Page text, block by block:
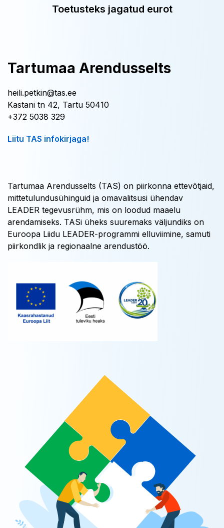
Toetusteks jagatud eurot
Tartumaa Arendusselts
heili.petkin@tas.ee
Kastani tn 42, Tartu 50410
+372 5038 329
Liitu TAS infokirjaga!
Tartumaa Arendusselts (TAS) on piirkonna ettevõtjaid,
mittetulundusühinguid ja omavalitsusi ühendav
LEADER tegevusrühm, mis on loodud maaelu
arendamiseks. TASi üheks suuremaks väljundiks on
Euroopa Liidu LEADER-programmi elluviimine, samuti
piirkondlik ja regionaalne arendustöö.